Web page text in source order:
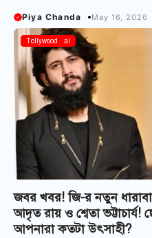
Piya Chanda May 16, 2026
Bangla Serial
Tollywood
জবর খবর! জি-র নতুন
আদৃত রায় ও শ্বেতা
আপনারা কতটা উৎসাহী?